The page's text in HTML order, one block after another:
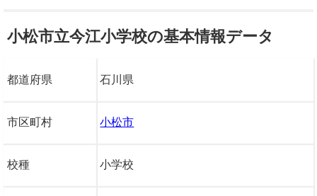
小松市立今江小学校の基本情報データ
都道府県 石川県
市区町村 小松市
校種 小学校